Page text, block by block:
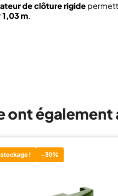
de clôture rigide
1,03 m.
ont également
! -30%